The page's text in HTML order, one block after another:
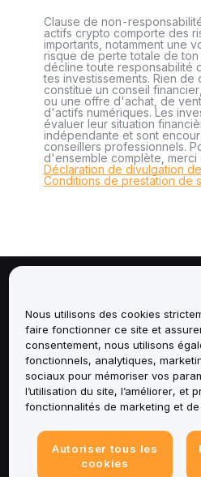
Clause de non-
actifs crypto comporte des
importants, notamment une
risque de perte totale de ton
décline toute responsabilité
tes investissements. Rien
constitue un conseil
ou une offre d'achat, de
d'actifs numériques. Les
évaluer leur situation
indépendante et sont
conseillers professionnels.
d'ensemble complète,
Déclaration de divulgation
Conditions de prestation de
Services
Assistance
Produits
Mentions légales
Nous utilisons des cookies
faire fonctionner ce site et
consentement, nous utilisons
fonctionnels, analytiques,
sociaux pour mémoriser vos
l’utilisation du site, l’améliorer, et
fonctionnalités de marketing et
Autoriser tous les
cookies